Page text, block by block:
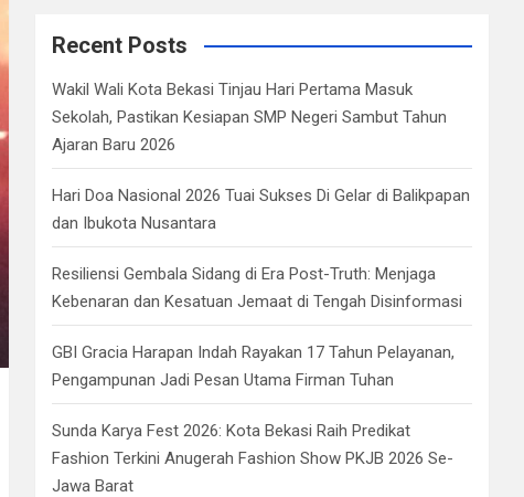
c
Recent Posts
Wakil Wali Kota Bekasi Tinjau Hari Pertama Masuk
Sekolah, Pastikan Kesiapan SMP Negeri Sambut Tahun
Ajaran Baru 2026
Hari Doa Nasional 2026 Tuai Sukses Di Gelar di Balikpapan
dan Ibukota Nusantara
Resiliensi Gembala Sidang di Era Post-Truth: Menjaga
Kebenaran dan Kesatuan Jemaat di Tengah Disinformasi
GBI Gracia Harapan Indah Rayakan 17 Tahun Pelayanan,
Pengampunan Jadi Pesan Utama Firman Tuhan
Sunda Karya Fest 2026: Kota Bekasi Raih Predikat
Fashion Terkini Anugerah Fashion Show PKJB 2026 Se-
Jawa Barat